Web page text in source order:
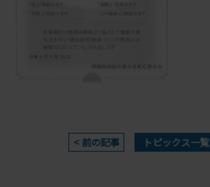
< 前の記事 トピックス一覧